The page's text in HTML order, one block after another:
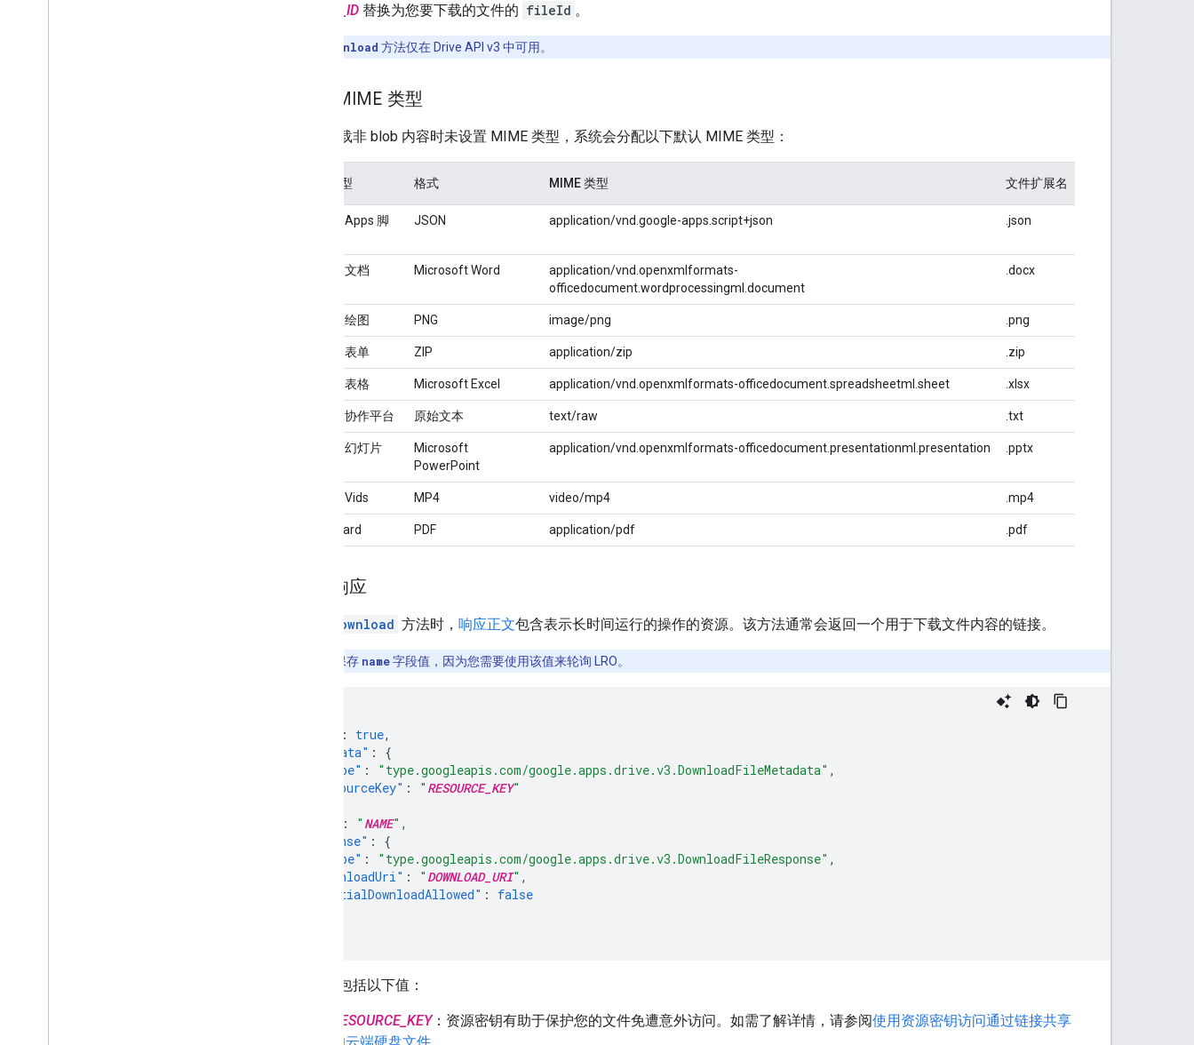
FILE_ID 替换为您要下载的文件的 fileId 。
download 方法仅在 Drive API v3 中可用。
默认 MIME 类型
如果下载非 blob 内容时未设置 MIME 类型，系统会分配以下默认 MIME 类型：
文档类型 格式 MIME 类型 文件扩展名
Google Apps 脚
JSON application/vnd.google-apps.script+json .json
Google 文档 Microsoft Word
application/vnd.openxmlformats-
officedocument.wordprocessingml.document
.docx
Google 绘图 PNG image/png .png
Google 表单 ZIP application/zip .zip
Google 表格 Microsoft Excel application/vnd.openxmlformats-officedocument.spreadsheetml.sheet .xlsx
Google 协作平台 原始文本 text/raw .txt
Google 幻灯片
Microsoft
PowerPoint
application/vnd.openxmlformats-officedocument.presentationml.presentation .pptx
Google Vids MP4 video/mp4 .mp4
Jamboard PDF application/pdf .pdf
下载响应
download 方法时， 响应正文包含表示长时间运行的操作的资源。该方法通常会返回一个用于下载文件内容的链接。
请保存 name字段值，因为您需要使用该值来轮询 LRO。
: true,
"metadata" :
{
"@type" : "type.googleapis.com/google.apps.drive.v3.DownloadFileMetadata" ,
"resourceKey" : " RESOURCE_KEY"
: " NAME" ,
"response" :
{
"@type" : "type.googleapis.com/google.apps.drive.v3.DownloadFileResponse" ,
"downloadUri" : " DOWNLOAD_URI" ,
"partialDownloadAllowed" :
false
此输出包括以下值：
RESOURCE_KEY：资源密钥有助于保护您的文件免遭意外访问。如需了解详情，请参阅使用资源密钥访问通过链接共享